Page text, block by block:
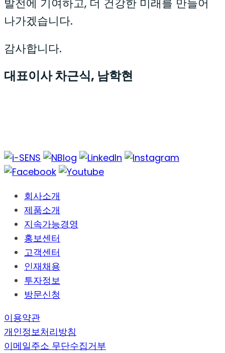
발전에 기여하고, 더 건강한 미래를 만들어
나가겠습니다.
감사합니다.
대표이사 차근식, 남학현
회사소개
제품소개
지속가능경영
홍보센터
고객센터
인재채용
투자정보
방문신청
이용약관
개인정보처리방침
이메일주소 무단수집거부